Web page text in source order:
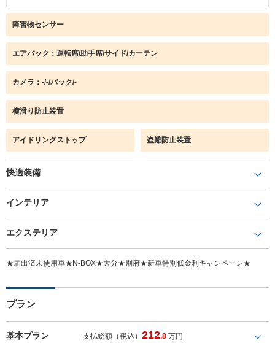
障害物センサー
エアバック：運転席/助手席/サイド/カーテン
カメラ：-/-/バック/-
横滑り防止装置
アイドリングストップ 盗難防止装置
快適装備
インテリア
エクステリア
★届出済未使用車★N-BOX★大分★別府★新車特別低金利キャンペーン★
プラン
基本プラン 支払総額（税込）212.8 万円